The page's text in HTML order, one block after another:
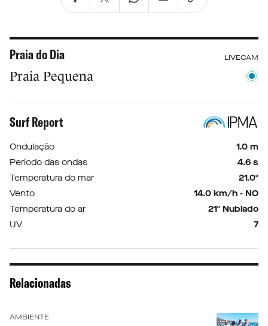
Praia do Dia LIVECAM
Praia Pequena
Surf Report
Ondulação
1.0 m
Período das ondas
4.6 s
Temperatura do mar
21.0º
Vento
14.0 km/h - NO
Temperatura do ar
21º Nublado
UV
7
Relacionadas
AMBIENTE